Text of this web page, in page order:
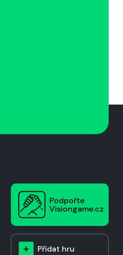
Podpořte
Visiongame.cz
Přidat hru